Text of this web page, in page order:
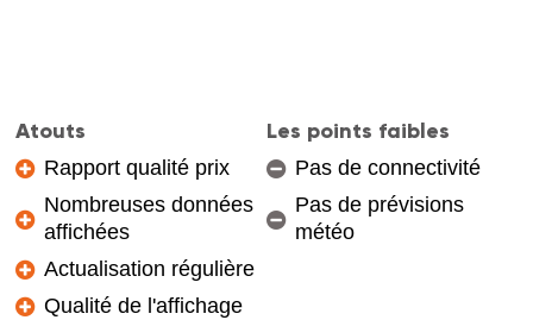
Atouts
Rapport qualité prix
Nombreuses données
affichées
Actualisation régulière
Qualité de l'affichage
Les points faibles
Pas de connectivité
Pas de prévisions
météo